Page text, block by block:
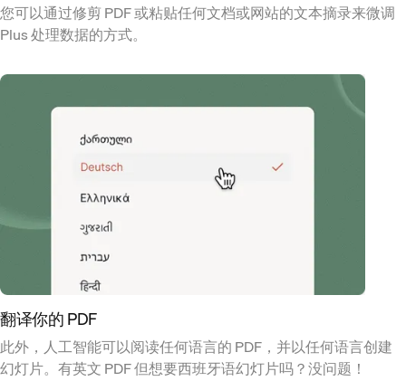
您可以通过修剪 PDF 或粘贴任何文档或网站的文本摘录来微调
Plus 处理数据的方式。
翻译你的 PDF
此外，人工智能可以阅读任何语言的 PDF，并以任何语言创建
幻灯片。有英文 PDF 但想要西班牙语幻灯片吗？没问题！